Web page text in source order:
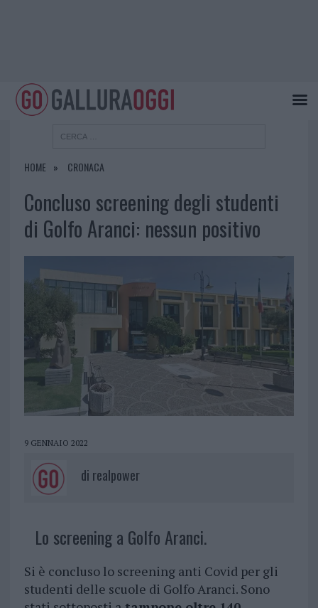
HOME CRONACA
Concluso screening degli studenti
di Golfo Aranci: nessun positivo
9 GENNAIO 2022
di realpower
Lo screening a Golfo Aranci.
Si è concluso lo screening anti Covid per gli
studenti delle scuole di Golfo Aranci. Sono